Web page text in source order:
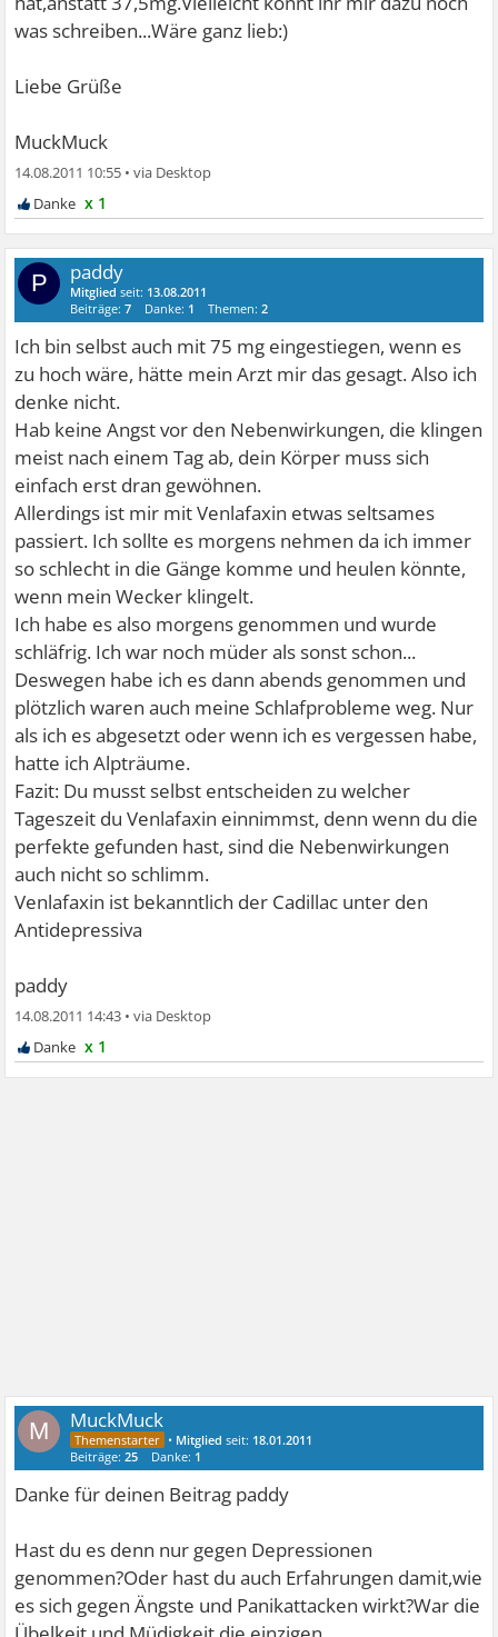
was schreiben...Wäre ganz lieb:)
Liebe Grüße
MuckMuck
14.08.2011 10:55 •
x 1
P paddy
Mitglied seit: 13.08.2011
Beiträge:7 Danke: 1 Themen:2
Ich bin selbst auch mit 75 mg eingestiegen, wenn es
zu hoch wäre, hätte mein Arzt mir das gesagt. Also ich
denke nicht.
Hab keine Angst vor den Nebenwirkungen, die klingen
meist nach einem Tag ab, dein Körper muss sich
einfach erst dran gewöhnen.
Allerdings ist mir mit Venlafaxin etwas seltsames
passiert. Ich sollte es morgens nehmen da ich immer
so schlecht in die Gänge komme und heulen könnte,
wenn mein Wecker klingelt.
Ich habe es also morgens genommen und wurde
schläfrig. Ich war noch müder als sonst schon...
Deswegen habe ich es dann abends genommen und
plötzlich waren auch meine Schlafprobleme weg. Nur
als ich es abgesetzt oder wenn ich es vergessen habe,
hatte ich Alpträume.
Fazit: Du musst selbst entscheiden zu welcher
Tageszeit du Venlafaxin einnimmst, denn wenn du die
perfekte gefunden hast, sind die Nebenwirkungen
auch nicht so schlimm.
Venlafaxin ist bekanntlich der Cadillac unter den
Antidepressiva
paddy
14.08.2011 14:43 •
x 1
M MuckMuck
• Mitglied seit: 18.01.2011
Beiträge:25 Danke: 1
Danke für deinen Beitrag paddy
Hast du es denn nur gegen Depressionen
genommen?Oder hast du auch Erfahrungen damit,wie
es sich gegen Ängste und Panikattacken wirkt?War die